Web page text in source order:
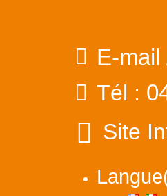
E-
Tél :
Site